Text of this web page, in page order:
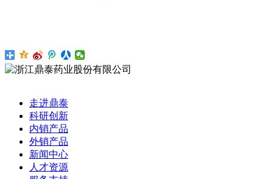
走进鼎泰
科研创新
内销产品
外销产品
新闻中心
人才资源